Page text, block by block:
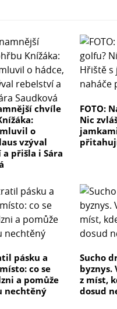
chvíle
o
vzýval
přišla i Sára
FOTO:
Nic
pásku a
co se
a pomůže
nechtěný
Sucho
byznys.
z míst,
dosud